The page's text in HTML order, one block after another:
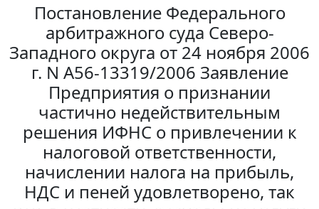
Постановление Федерального
арбитражного суда Северо-
Западного округа от 24 ноября 2006
г. N А56-13319/2006 Заявление
Предприятия о признании
частично недействительным
решения ИФНС о привлечении к
налоговой ответственности,
начислении налога на прибыль,
НДС и пеней удовлетворено, так